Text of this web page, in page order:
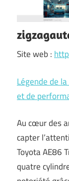
Site web :
Légende de
et de
Au cœur des
capter
Toyota AE86
quatre